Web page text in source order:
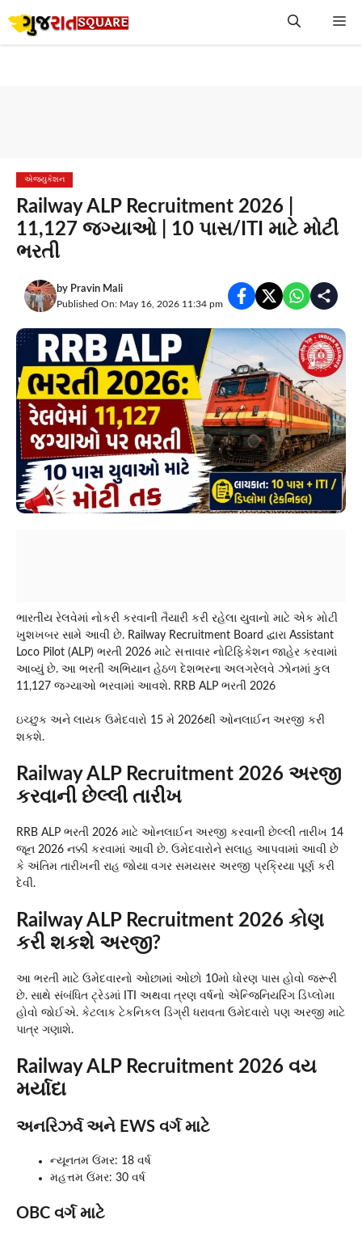
to
એજ્યુકેશન
Railway ALP Recruitment 2026 |
11,127 જગ્યાઓ | 10 પાસ/ITI માટે મોટી
ભરતી
by Pravin Mali
Published On: May 16, 2026 11:34 pm
ભારતીય રેલવેમાં નોકરી કરવાની તૈયારી કરી રહેલા યુવાનો માટે એક મોટી
ખુશખબર સામે આવી છે. Railway Recruitment Board દ્વારા Assistant
Loco Pilot (ALP) ભરતી 2026 માટે સત્તાવાર નોટિફિકેશન જાહેર કરવામાં
આવ્યું છે. આ ભરતી અભિયાન હેઠળ દેશભરના અલગરેલવે ઝોનમાં કુલ
11,127 જગ્યાઓ ભરવામાં આવશે. RRB ALP ભરતી 2026
ઇચ્છુક અને લાયક ઉમેદવારો 15 મે 2026થી ઓનલાઈન અરજી કરી
શકશે.
Railway ALP Recruitment 2026 અરજી
કરવાની છેલ્લી તારીખ
RRB ALP ભરતી 2026 માટે ઓનલાઈન અરજી કરવાની છેલ્લી તારીખ 14
જૂન 2026 નક્કી કરવામાં આવી છે. ઉમેદવારોને સલાહ આપવામાં આવી છે
કે અંતિમ તારીખની રાહ જોયા વગર સમયસર અરજી પ્રક્રિયા પૂર્ણ કરી
દેવી.
Railway ALP Recruitment 2026 કોણ
કરી શકશે અરજી?
આ ભરતી માટે ઉમેદવારનો ઓછામાં ઓછો 10મો ધોરણ પાસ હોવો જરૂરી
છે. સાથે સંબંધિત ટ્રેડમાં ITI અથવા ત્રણ વર્ષનો એન્જિનિયરિંગ ડિપ્લોમા
હોવો જોઈએ. કેટલાક ટેકનિકલ ડિગ્રી ધરાવતા ઉમેદવારો પણ અરજી માટે
પાત્ર ગણાશે.
Railway ALP Recruitment 2026 વય
મર્યાદા
અનરિઝર્વ અને EWS વર્ગ માટે
ન્યૂનતમ ઉંમર: 18 વર્ષ
મહત્તમ ઉંમર: 30 વર્ષ
OBC વર્ગ માટે